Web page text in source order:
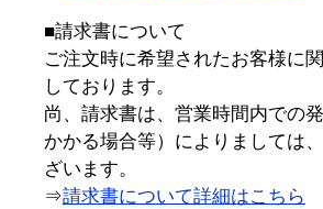
■請求書について
ご注文時に希望されたお客様に
しております。
尚、請求書は、営業時間内での
かかる場合等）によりましては
ざいます。
⇒請求書について詳細はこちら